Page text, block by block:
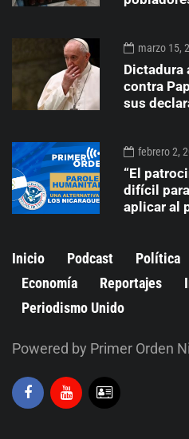
marzo 15,
Dictadura
contra
sus
febrero 2,
“El
difícil
aplicar al
Inicio Podcast Política
Economía
Reportajes
Periodismo Unido
Powered by Primer Orden